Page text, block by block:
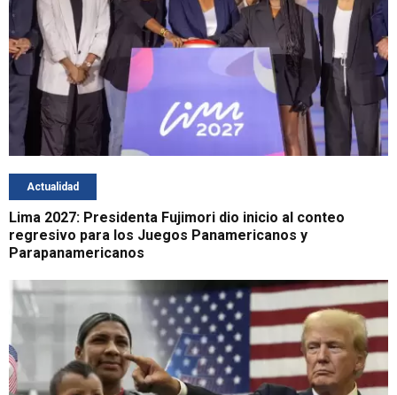
Actualidad
Lima 2027: Presidenta Fujimori dio inicio al conteo
regresivo para los Juegos Panamericanos y
Parapanamericanos